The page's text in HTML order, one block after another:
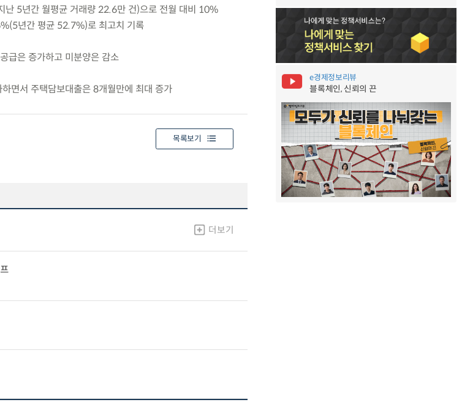
난 5년간 월평균 거래량 22.6만 건)으로 전월 대비 10%
년간 평균 52.7%)로 최고치 기록
급은 증가하고 미분양은 감소
면서 주택담보대출은 8개월만에 최대 증가
목록보기
더보기
e경제정보리뷰
블록체인, 신뢰의 끈